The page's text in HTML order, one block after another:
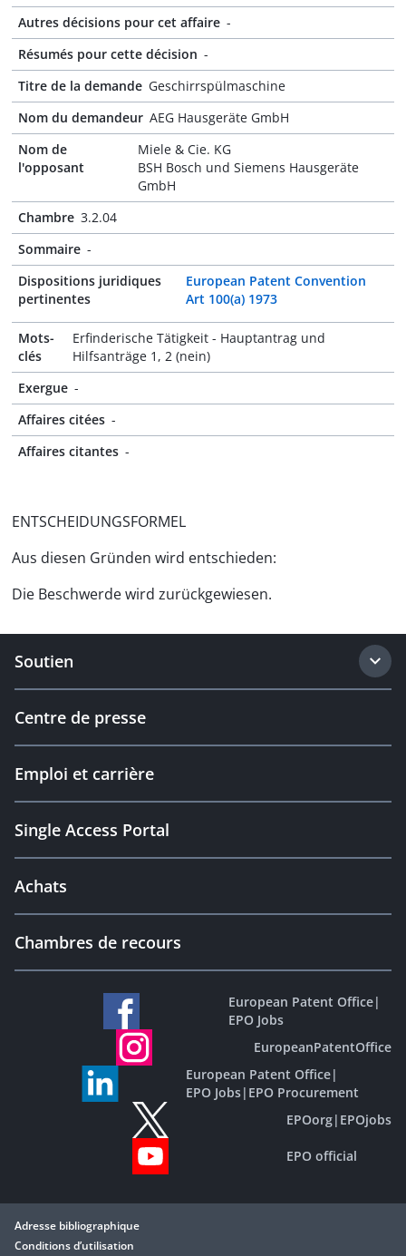
Autres décisions pour cet affaire -
Résumés pour cette décision -
Titre de la demande Geschirrspülmaschine
Nom du demandeur AEG Hausgeräte GmbH
Nom de
l'opposant
Miele & Cie. KG
BSH Bosch und Siemens Hausgeräte
GmbH
Chambre 3.2.04
Sommaire -
Dispositions juridiques
pertinentes
European Patent Convention
Art 100(a) 1973
Mots-
clés
Erfinderische Tätigkeit - Hauptantrag und
Hilfsanträge 1, 2 (nein)
Exergue -
Affaires citées -
Affaires citantes -
ENTSCHEIDUNGSFORMEL
Aus diesen Gründen wird entschieden:
Die Beschwerde wird zurückgewiesen.
Soutien
Centre de presse
Emploi et carrière
Single Access Portal
Achats
Chambres de recours
European Patent Office|
EPO Jobs
EuropeanPatentOffice
European Patent Office|
EPO Jobs| EPO Procurement
EPOorg| EPOjobs
EPO official
Adresse bibliographique
Conditions d’utilisation